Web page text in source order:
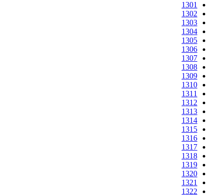
1301
1302
1303
1304
1305
1306
1307
1308
1309
1310
1311
1312
1313
1314
1315
1316
1317
1318
1319
1320
1321
1322